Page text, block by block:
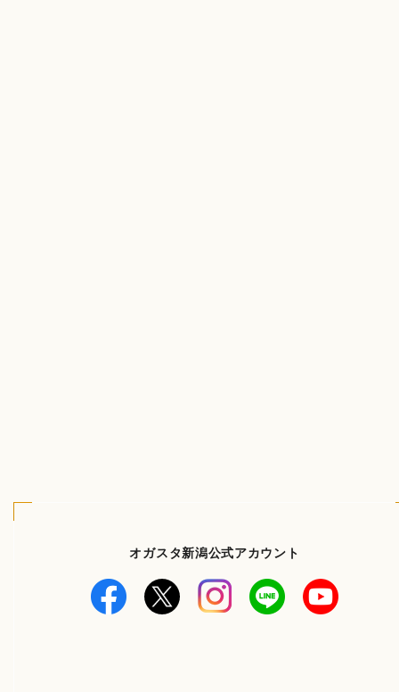
オガスタ新潟公式アカウント